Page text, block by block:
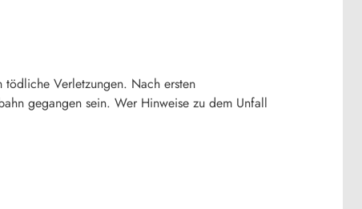
Verletzungen. Nach ersten
gegangen sein. Wer Hinweise zu dem Unfall